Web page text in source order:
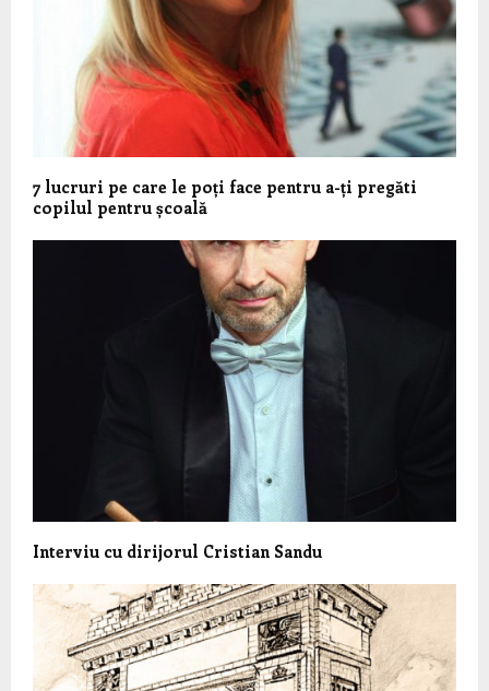
7 lucruri pe care le poți face pentru a-ți pregăti
copilul pentru școală
Interviu cu dirijorul Cristian Sandu